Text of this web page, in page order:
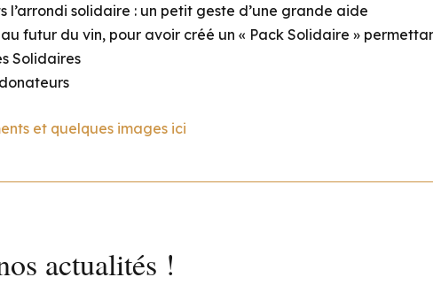
l’arrondi solidaire : un petit geste d’une grande aide
futur du vin, pour avoir créé un « Pack Solidaire »
Solidaires
et quelques images ici
actualités !